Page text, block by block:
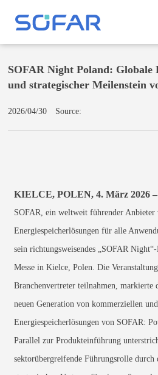
SOFAR Night Poland:
und strategischer Meilenstein
2026/04/30 Source:
KIELCE, POLEN, 4. März 2026 –
SOFAR, ein weltweit führender Anbieter
Energiespeicherlösungen für alle
sein richtungsweisendes „SOFAR
Messe in Kielce, Polen. Die
Branchenvertreter teilnahmen, markierte
neuen Generation von kommerziellen
Energiespeicherlösungen von SOFAR:
Parallel zur Produkteinführung
sektorübergreifende Führungsrolle durch